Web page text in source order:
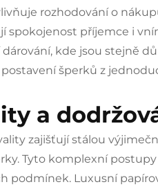
rozhodování o
spokojenost příjemce i
kde jsou stejně
šperků z
a
zajišťují stálou
Tyto komplexní
podmínek. Luxusní